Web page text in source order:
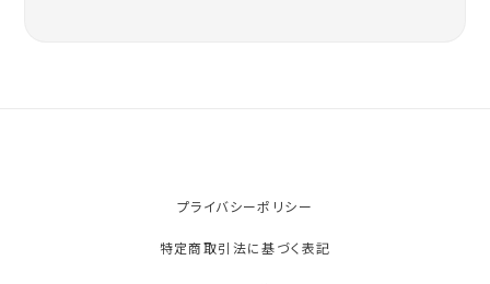
プライバシーポリシー
特定商取引法に基づく表記